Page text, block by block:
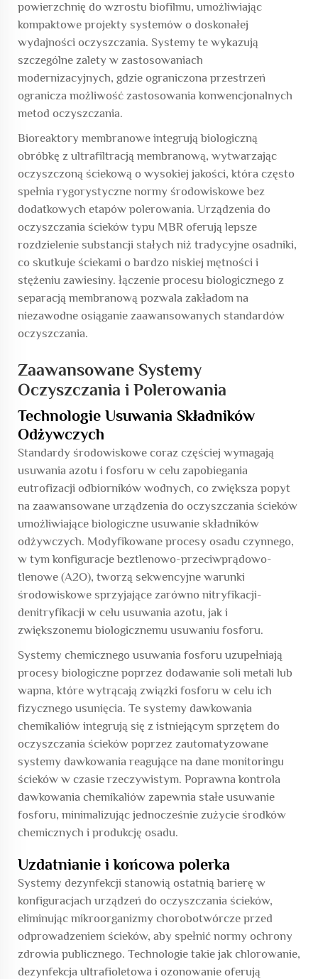
powierzchnię do wzrostu biofilmu, umożliwiając
kompaktowe projekty systemów o doskonałej
wydajności oczyszczania. Systemy te wykazują
szczególne zalety w zastosowaniach
modernizacyjnych, gdzie ograniczona przestrzeń
ogranicza możliwość zastosowania konwencjonalnych
metod oczyszczania.
Bioreaktory membranowe integrują biologiczną
obróbkę z ultrafiltracją membranową, wytwarzając
oczyszczoną ściekową o wysokiej jakości, która często
spełnia rygorystyczne normy środowiskowe bez
dodatkowych etapów polerowania. Urządzenia do
oczyszczania ścieków typu MBR oferują lepsze
rozdzielenie substancji stałych niż tradycyjne osadniki,
co skutkuje ściekami o bardzo niskiej mętności i
stężeniu zawiesiny. łączenie procesu biologicznego z
separacją membranową pozwala zakładom na
niezawodne osiąganie zaawansowanych standardów
oczyszczania.
Zaawansowane Systemy
Oczyszczania i Polerowania
Technologie Usuwania Składników
Odżywczych
Standardy środowiskowe coraz częściej wymagają
usuwania azotu i fosforu w celu zapobiegania
eutrofizacji odbiorników wodnych, co zwiększa popyt
na zaawansowane urządzenia do oczyszczania ścieków
umożliwiające biologiczne usuwanie składników
odżywczych. Modyfikowane procesy osadu czynnego,
w tym konfiguracje beztlenowo-przeciwprądowo-
tlenowe (A2O), tworzą sekwencyjne warunki
środowiskowe sprzyjające zarówno nitryfikacji-
denitryfikacji w celu usuwania azotu, jak i
zwiększonemu biologicznemu usuwaniu fosforu.
Systemy chemicznego usuwania fosforu uzupełniają
procesy biologiczne poprzez dodawanie soli metali lub
wapna, które wytrącają związki fosforu w celu ich
fizycznego usunięcia. Te systemy dawkowania
chemikaliów integrują się z istniejącym sprzętem do
oczyszczania ścieków poprzez zautomatyzowane
systemy dawkowania reagujące na dane monitoringu
ścieków w czasie rzeczywistym. Poprawna kontrola
dawkowania chemikaliów zapewnia stałe usuwanie
fosforu, minimalizując jednocześnie zużycie środków
chemicznych i produkcję osadu.
Uzdatnianie i końcowa polerka
Systemy dezynfekcji stanowią ostatnią barierę w
konfiguracjach urządzeń do oczyszczania ścieków,
eliminując mikroorganizmy chorobotwórcze przed
odprowadzeniem ścieków, aby spełnić normy ochrony
zdrowia publicznego. Technologie takie jak chlorowanie,
dezynfekcja ultrafioletowa i ozonowanie oferują